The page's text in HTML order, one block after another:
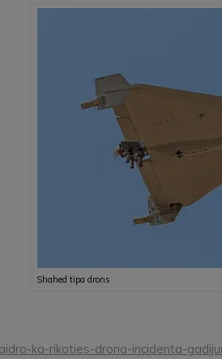
Shahed tipa drons
ka-rikoties-drona-incidenta-